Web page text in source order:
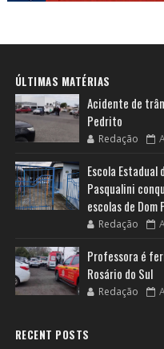
ÚLTIMAS MATÉRIAS
Acidente de
Pedrito
Redação
Escola Estadual
Pasqualini
escolas de Dom
Redação
Professora é
Rosário do Sul
Redação
RECENT POSTS